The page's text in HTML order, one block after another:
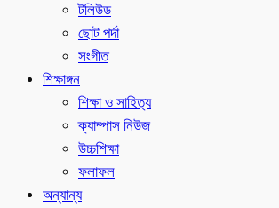
টলিউড
ছোট পর্দা
সংগীত
শিক্ষাঙ্গন
শিক্ষা ও সাহিত্য
ক্যাম্পাস নিউজ
উচ্চশিক্ষা
ফলাফল
অন্যান্য